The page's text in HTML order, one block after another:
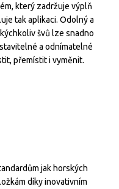
který zadržuje výplň
tak aplikaci. Odolný a
švů lze snadno
a odnímatelné
přemístit i vyměnit.
jak horských
díky inovativním